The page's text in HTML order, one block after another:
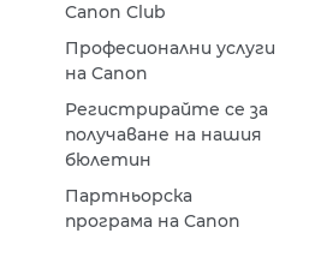
Canon Club
Професионални услуги
на Canon
Регистрирайте се за
получаване на нашия
бюлетин
Партньорска
програма на Canon